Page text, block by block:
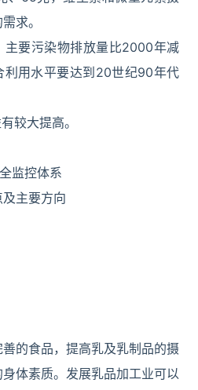
求。
主要污染物排放量比2000年减
利用水平要达到20世纪90年代
较大提高。
监控体系
主要方向
的食品，提高乳及乳制品的摄
体素质。发展乳品加工业可以